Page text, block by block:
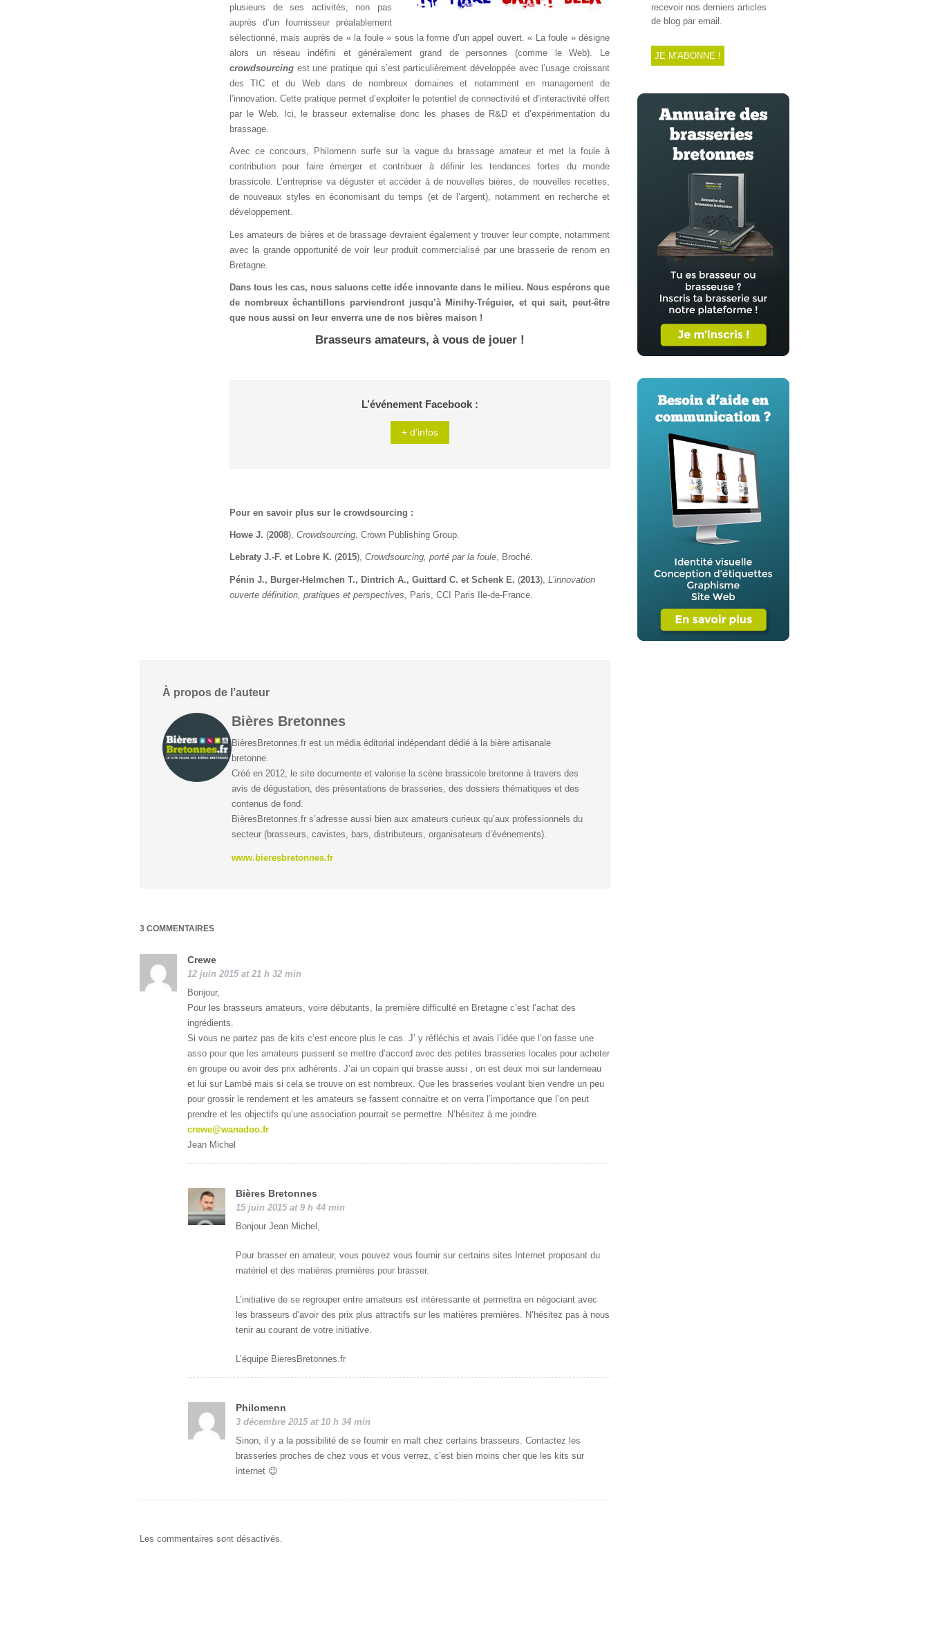
plusieurs de ses activités, non pas
auprès d’un fournisseur préalablement
sélectionné, mais auprès de « la foule » sous la forme d’un appel ouvert. « La foule » désigne
alors un réseau indéfini et généralement grand de personnes (comme le Web). Le
crowdsourcing est une pratique qui s’est particulièrement développée avec l’usage croissant
des TIC et du Web dans de nombreux domaines et notamment en management de
l’innovation. Cette pratique permet d’exploiter le potentiel de connectivité et d’interactivité offert
par le Web. Ici, le brasseur externalise donc les phases de R&D et d’expérimentation du
brassage.
Avec ce concours, Philomenn surfe sur la vague du brassage amateur et met la foule à
contribution pour faire émerger et contribuer à définir les tendances fortes du monde
brassicole. L’entreprise va déguster et accéder à de nouvelles bières, de nouvelles recettes,
de nouveaux styles en économisant du temps (et de l’argent), notamment en recherche et
développement.
Les amateurs de bières et de brassage devraient également y trouver leur compte, notamment
avec la grande opportunité de voir leur produit commercialisé par une brasserie de renom en
Bretagne.
Dans tous les cas, nous saluons cette idée innovante dans le milieu. Nous espérons que
de nombreux échantillons parviendront jusqu’à Minihy-Tréguier, et qui sait, peut-être
que nous aussi on leur enverra une de nos bières maison !
Brasseurs amateurs, à vous de jouer !
L’événement Facebook :
+ d’infos
Pour en savoir plus sur le crowdsourcing :
Howe J. (2008), Crowdsourcing , Crown Publishing Group.
Lebraty J.-F. et Lobre K. (2015), Crowdsourcing, porté par la foule, Broché.
Pénin J., Burger-Helmchen T., Dintrich A., Guittard C. et Schenk E. (2013), L’innovation
ouverte définition, pratiques et perspectives , Paris, CCI Paris Ile-de-France.
À propos de l’auteur
Bières Bretonnes
BièresBretonnes.fr est un média éditorial indépendant dédié à la bière artisanale
bretonne.
Créé en 2012, le site documente et valorise la scène brassicole bretonne à travers des
avis de dégustation, des présentations de brasseries, des dossiers thématiques et des
contenus de fond.
BièresBretonnes.fr s’adresse aussi bien aux amateurs curieux qu’aux professionnels du
secteur (brasseurs, cavistes, bars, distributeurs, organisateurs d’événements).
www.bieresbretonnes.fr
3 COMMENTAIRES
Crewe
12 juin 2015 at 21 h 32 min
Bonjour,
Pour les brasseurs amateurs, voire débutants, la première difficulté en Bretagne c’est l’achat des
ingrédients.
Si vous ne partez pas de kits c’est encore plus le cas. J’ y réfléchis et avais l’idée que l’on fasse une
asso pour que les amateurs puissent se mettre d’accord avec des petites brasseries locales pour acheter
en groupe ou avoir des prix adhérents. J’ai un copain qui brasse aussi , on est deux moi sur landerneau
et lui sur Lambé mais si cela se trouve on est nombreux. Que les brasseries voulant bien vendre un peu
pour grossir le rendement et les amateurs se fassent connaitre et on verra l’importance que l’on peut
prendre et les objectifs qu’une association pourrait se permettre. N’hésitez à me joindre.
crewe@wanadoo.fr
Jean Michel
Bières Bretonnes
15 juin 2015 at 9 h 44 min
Bonjour Jean Michel,
Pour brasser en amateur, vous pouvez vous fournir sur certains sites Internet proposant du
matériel et des matières premières pour brasser.
L’initiative de se regrouper entre amateurs est intéressante et permettra en négociant avec
les brasseurs d’avoir des prix plus attractifs sur les matières premières. N’hésitez pas à nous
tenir au courant de votre initiative.
L’équipe BieresBretonnes.fr
Philomenn
3 décembre 2015 at 10 h 34 min
Sinon, il y a la possibilité de se fournir en malt chez certains brasseurs. Contactez les
brasseries proches de chez vous et vous verrez, c’est bien moins cher que les kits sur
internet 😉
Les commentaires sont désactivés.
recevoir nos derniers articles
de blog par email.